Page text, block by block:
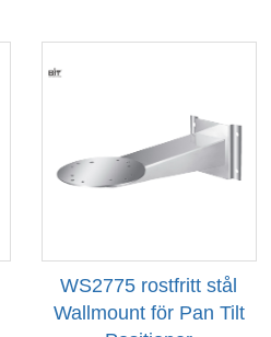
WS2775 rostfritt stål
Wallmount för Pan Tilt